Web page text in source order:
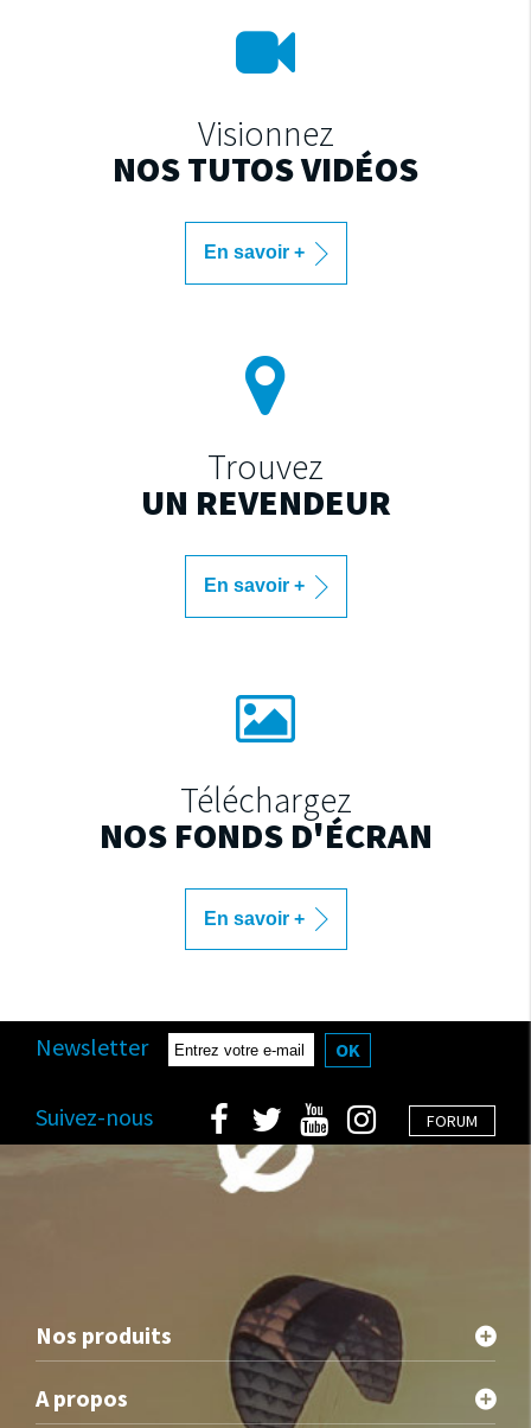
Visionnez
NOS TUTOS VIDÉOS
En savoir +
Trouvez
UN REVENDEUR
En savoir +
Téléchargez
NOS FONDS D'ÉCRAN
En savoir +
Newsletter OK
FORUM
Suivez-nous
Nos produits
A propos